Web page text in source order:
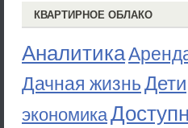
КВАРТИРНОЕ ОБЛАКО
Аналитика
Дачная жизньДети
экономика